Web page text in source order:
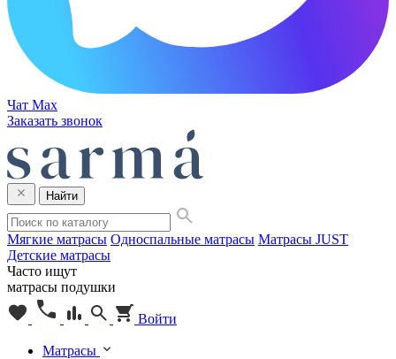
Чат Max
Заказать звонок
Найти
Мягкие матрасы Односпальные матрасы Матрасы JUST
Детские матрасы
Часто ищут
матрасы подушки
Войти
Матрасы